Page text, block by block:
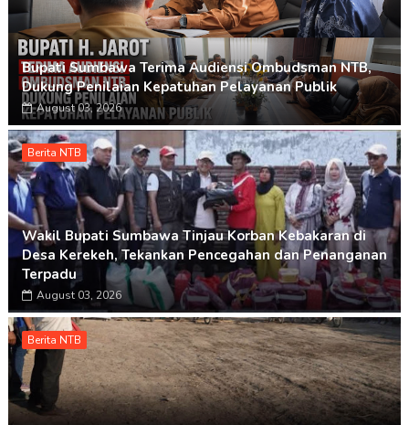
Bupati Sumbawa Terima Audiensi Ombudsman NTB,
Dukung Penilaian Kepatuhan Pelayanan Publik
August 03, 2026
Berita NTB
Wakil Bupati Sumbawa Tinjau Korban Kebakaran di
Desa Kerekeh, Tekankan Pencegahan dan Penanganan
Terpadu
August 03, 2026
Berita NTB